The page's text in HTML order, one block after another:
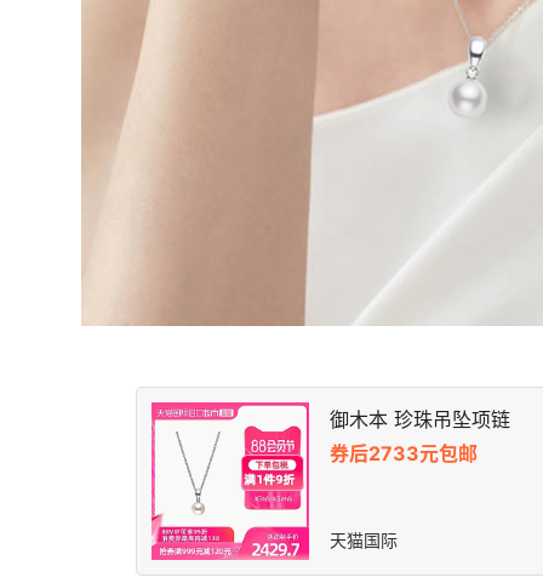
御木本 珍珠吊坠项链
券后2733元包邮
天猫国际